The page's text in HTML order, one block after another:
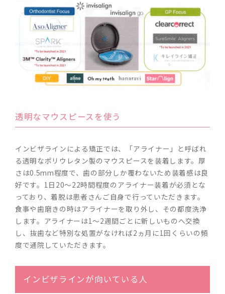
透明なマウスピースを使う
インビザラインによる矯正では、「アライナー」と呼ばれ
る透明なポリウレタン製のマウスピースを装着します。厚
さは0.5mm程度で、歯の部分しか覆わないため装着感は良
好です。1日20～22時間程度のアライナー装着が必須とな
っており、着脱は患者さんご自身で行っていただきます。
食事や歯磨きの時はアライナーを取り外し、その都度洗浄
します。アライナーは1～2週間ごとに新しいものへ交換
し、抜歯など特別な処置がなければ2ヵ月に1回くらいの頻
度で通院していただきます。
インビザラインが向いている人